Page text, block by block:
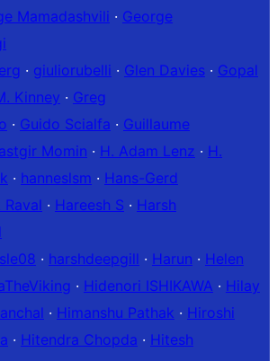
Mamadashvili · George
· giuliorubelli · Glen Davies · Gopal
Kinney · Greg
· Guido Scialfa · Guillaume
Momin · H. Adam Lenz · H.
· hanneslsm · Hans-Gerd
· Hareesh S · Harsh
· harshdeepgill · Harun · Helen
· Hidenori ISHIKAWA · Hilay
· Himanshu Pathak · Hiroshi
· Hitendra Chopda · Hitesh